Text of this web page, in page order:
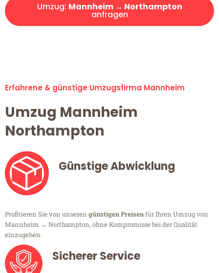
Umzug: Mannheim → Northampton
anfragen
Erfahrene & günstige Umzugsfirma Mannheim
Umzug Mannheim
Northampton
Günstige Abwicklung
Profitieren Sie von unseren günstigen Preisenfür Ihren Umzug von
Mannheim → Northampton, ohne Kompromisse bei der Qualität
einzugehen.
Sicherer Service